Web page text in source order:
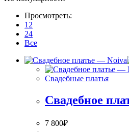
Просмотреть:
12
24
Все
Свадебные платья
Свадебное
7 800₽